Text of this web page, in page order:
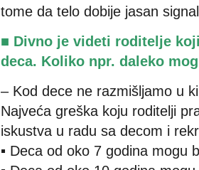
tome da telo dobije jasan
■ Divno je videti roditelje
deca. Koliko npr. daleko
– Kod dece ne razmišljamo u
Najveća greška koju roditelji
iskustva u radu sa decom i
▪ Deca od oko 7 godina mogu